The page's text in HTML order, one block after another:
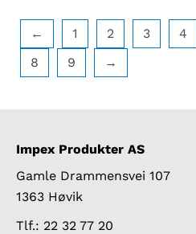
mm
← 1 2 3 4
8
9 →
Impex Produkter AS
Gamle Drammensvei 107
1363 Høvik
Tlf.: 22 32 77 20